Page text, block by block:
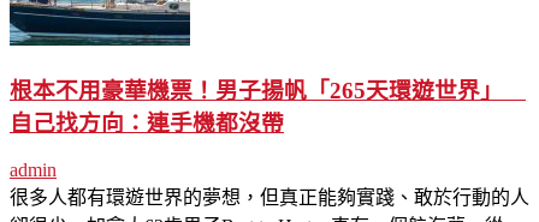
根本不用豪華機票！男子揚帆「265天環遊世界」
自己找方向：連手機都沒帶
admin
很多人都有環遊世界的夢想，但真正能夠實踐、敢於行動的人